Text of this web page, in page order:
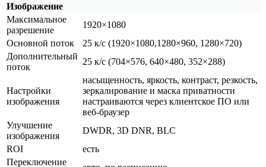
Изображение
Максимальное
разрешение
1920×1080
Основной поток
25 к/с (1920×1080,1280×960, 1280×720)
Дополнительный
поток
25 к/с (704×576, 640×480, 352×288)
Настройки
изображения
насыщенность, яркость, контраст, резкость,
зеркалирование и маска приватности
настраиваются через клиентское ПО или
веб-браузер
Улучшение
изображения
DWDR, 3D DNR, BLC
ROI
есть
Переключение